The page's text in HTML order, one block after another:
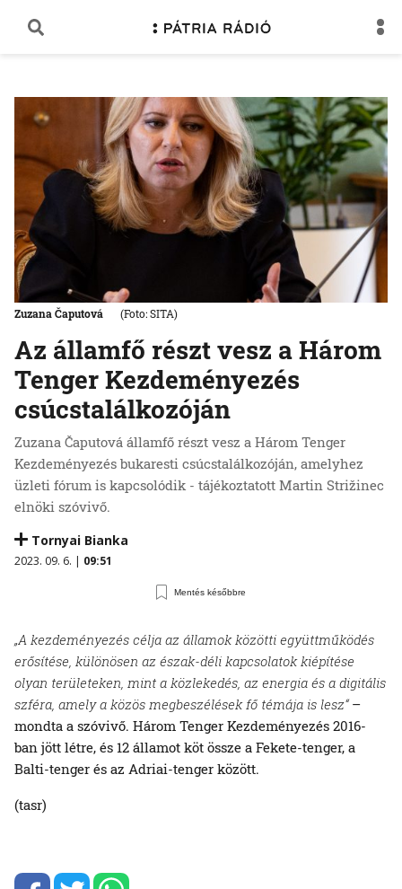
Az államfő részt vesz a Három
Tenger Kezdeményezés
csúcstalálkozóján
Zuzana Čaputová államfő részt vesz a Három Tenger
Kezdeményezés bukaresti csúcstalálkozóján, amelyhez
üzleti fórum is kapcsolódik - tájékoztatott Martin Strižinec
elnöki szóvivő.
Tornyai Bianka
2023. 09. 6. | 09:51
Mentés későbbre
Zuzana Čaputová (Foto: SITA)
„A kezdeményezés célja az államok közötti együttműködés
erősítése, különösen az észak-déli kapcsolatok kiépítése
olyan területeken, mint a közlekedés, az energia és a digitális
szféra, amely a közös megbeszélések fő témája is lesz“–
mondta a szóvivő. Három Tenger Kezdeményezés 2016-
ban jött létre, és 12 államot köt össze a Fekete-tenger, a
Balti-tenger és az Adriai-tenger között.
(tasr)